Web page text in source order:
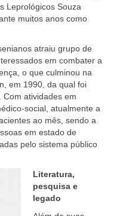
Leprológicos Souza
muitos anos como
atraiu grupo de
em combater a
o que culminou na
em 1990, da qual foi
atividades em
social, atualmente a
ao mês, sendo a
em estado de
pelo sistema público
Literatura,
pesquisa e
legado